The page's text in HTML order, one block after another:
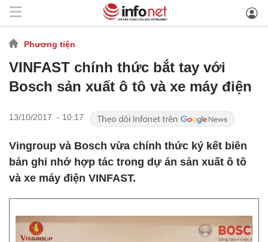
Phương tiện
VINFAST chính thức bắt tay với
Bosch sản xuất ô tô và xe máy điện
13/10/2017 - 10:17
Vingroup và Bosch vừa chính thức ký kết biên
bản ghi nhớ hợp tác trong dự án sản xuất ô tô
và xe máy điện VINFAST.